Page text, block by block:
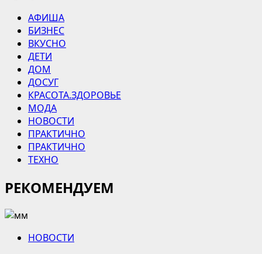
АФИША
БИЗНЕС
ВКУСНО
ДЕТИ
ДОМ
ДОСУГ
КРАСОТА.ЗДОРОВЬЕ
МОДА
НОВОСТИ
ПРАКТИЧНО
ПРАКТИЧНО
ТЕХНО
РЕКОМЕНДУЕМ
НОВОСТИ